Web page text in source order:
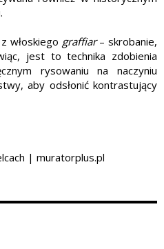
włoskiego graffiar– skrobanie,
jest to technika zdobienia
rysowaniu na naczyniu
aby odsłonić kontrastujący
| muratorplus.pl